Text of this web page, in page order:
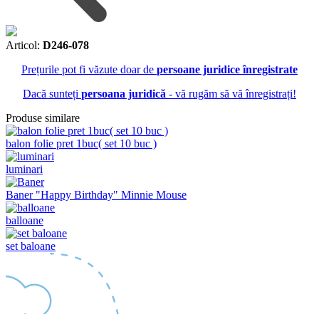
Articol: D246-078
Prețurile pot fi văzute doar de persoane juridice înregistrate
Dacă sunteți persoana juridică - vă rugăm să vă înregistrați!
Produse similare
balon folie pret 1buc( set 10 buc )
luminari
Baner "Happy Birthday" Minnie Mouse
balloane
set baloane